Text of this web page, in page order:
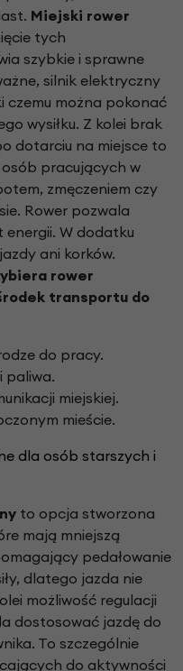
Miejski rower
tych
szybkie i sprawne
silnik elektryczny
czemu można pokonać
wysiłku. Z kolei brak
dotarciu na miejsce to
pracujących w
zmęczeniem czy
Rower pozwala
W dodatku
ani korków.
rower
transportu do
do pracy.
paliwa.
miejskiej.
mieście.
dla osób starszych i
to opcja stworzona
mają mniejszą
pedałowanie
dlatego jazda nie
możliwość regulacji
dostosować jazdę do
To szczególnie
do aktywności